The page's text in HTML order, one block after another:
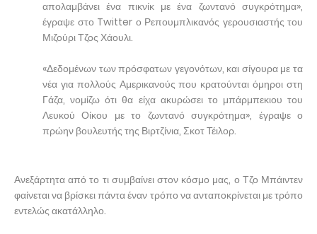
απολαμβάνει ένα πικνίκ με ένα ζωντανό συγκρότημα»,
έγραψε στο Twitter ο Ρεπουμπλικανός γερουσιαστής του
Μιζούρι Τζος Χάουλι.
«Δεδομένων των πρόσφατων γεγονότων, και σίγουρα με τα
νέα για πολλούς Αμερικανούς που κρατούνται όμηροι στη
Γάζα, νομίζω ότι θα είχα ακυρώσει το μπάρμπεκιου του
Λευκού Οίκου με το ζωντανό συγκρότημα», έγραψε ο
πρώην βουλευτής της Βιρτζίνια, Σκοτ ​​Τέιλορ.
Ανεξάρτητα από το τι συμβαίνει στον κόσμο μας, ο Τζο Μπάιντεν
φαίνεται να βρίσκει πάντα έναν τρόπο να ανταποκρίνεται με τρόπο
εντελώς ακατάλληλο.